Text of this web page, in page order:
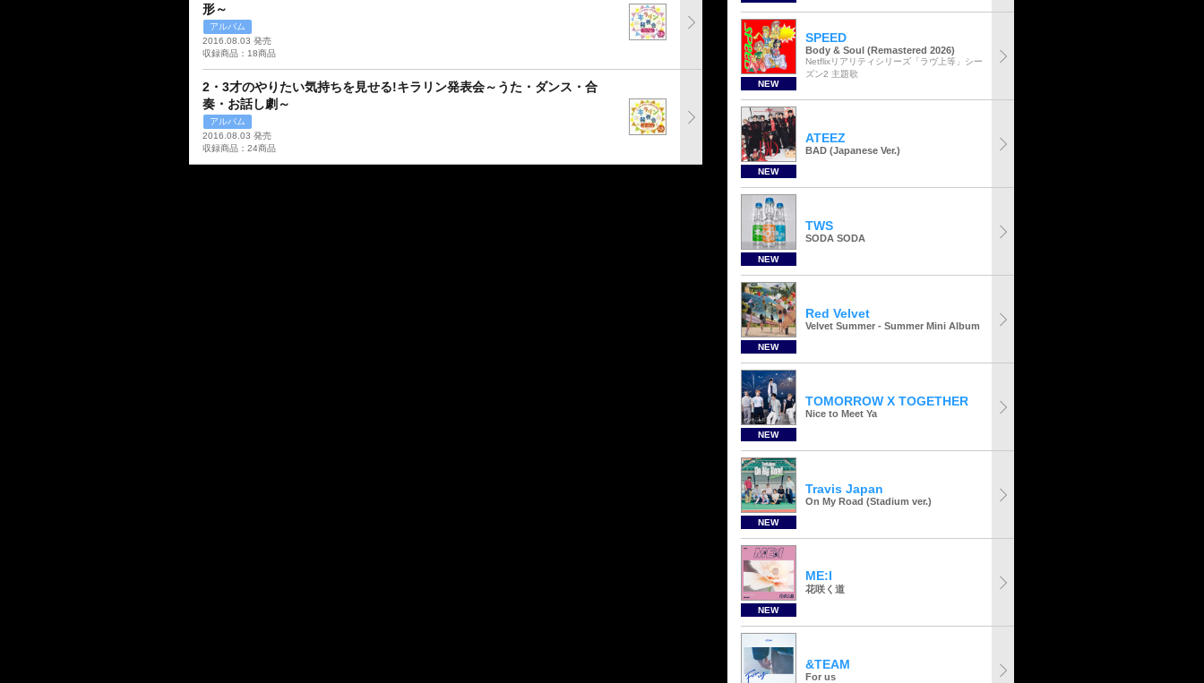
形～
アルバム
2016.08.03 発売
収録商品：18商品
2・3才のやりたい気持ちを見せる!キラリン発表会～うた・ダンス・合
奏・お話し劇～
アルバム
2016.08.03 発売
収録商品：24商品
NEW
SPEED
Body & Soul (Remastered 2026)
Netflixリアリティシリーズ「ラヴ上等」シー
ズン2 主題歌
NEW
ATEEZ
BAD (Japanese Ver.)
NEW
TWS
SODA SODA
NEW
Red Velvet
Velvet Summer - Summer Mini Album
NEW
TOMORROW X TOGETHER
Nice to Meet Ya
NEW
Travis Japan
On My Road (Stadium ver.)
NEW
ME:I
花咲く道
&TEAM
For us